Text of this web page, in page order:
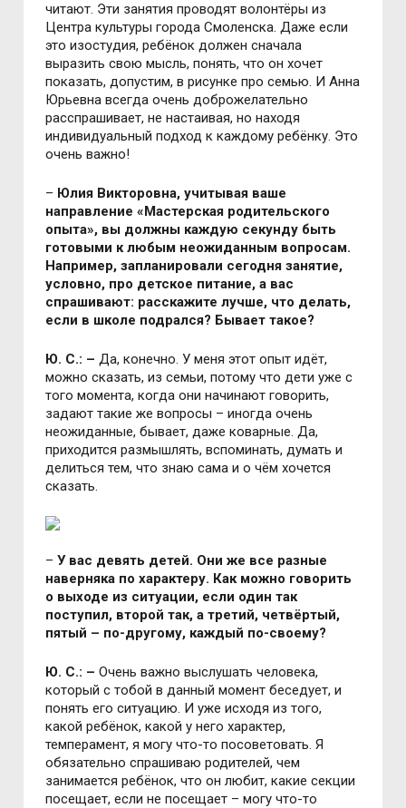
читают. Эти занятия проводят волонтёры из
Центра культуры города Смоленска. Даже если
это изостудия, ребёнок должен сначала
выразить свою мысль, понять, что он хочет
показать, допустим, в рисунке про семью. И Анна
Юрьевна всегда очень доброжелательно
расспрашивает, не настаивая, но находя
индивидуальный подход к каждому ребёнку. Это
очень важно!
– Юлия Викторовна, учитывая ваше
направление «Мастерская родительского
опыта», вы должны каждую секунду быть
готовыми к любым неожиданным вопросам.
Например, запланировали сегодня занятие,
условно, про детское питание, а вас
спрашивают: расскажите лучше, что делать,
если в школе подрался? Бывает такое?
Ю. С.: –Да, конечно. У меня этот опыт идёт,
можно сказать, из семьи, потому что дети уже с
того момента, когда они начинают говорить,
задают такие же вопросы – иногда очень
неожиданные, бывает, даже коварные. Да,
приходится размышлять, вспоминать, думать и
делиться тем, что знаю сама и о чём хочется
сказать.
–У вас девять детей. Они же все разные
наверняка по характеру. Как можно говорить
о выходе из ситуации, если один так
поступил, второй так, а третий, четвёртый,
пятый – по-другому, каждый по-своему?
Ю. С.: –Очень важно выслушать человека,
который с тобой в данный момент беседует, и
понять его ситуацию. И уже исходя из того,
какой ребёнок, какой у него характер,
темперамент, я могу что-то посоветовать. Я
обязательно спрашиваю родителей, чем
занимается ребёнок, что он любит, какие секции
посещает, если не посещает – могу что-то